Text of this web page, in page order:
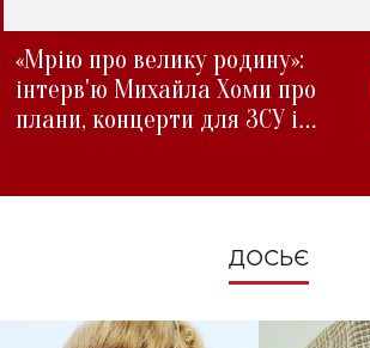
«Мрію про велику родину»:
інтерв'ю Михайла Хоми про
плани, концерти для ЗСУ і
ДОСЬЄ